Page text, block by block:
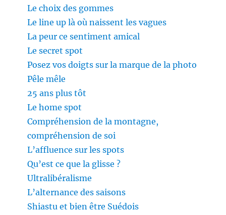
Le choix des gommes
Le line up là où naissent les vagues
La peur ce sentiment amical
Le secret spot
Posez vos doigts sur la marque de la photo
Pêle mêle
25 ans plus tôt
Le home spot
Compréhension de la montagne,
compréhension de soi
L’affluence sur les spots
Qu’est ce que la glisse ?
Ultralibéralisme
L’alternance des saisons
Shiastu et bien être Suédois